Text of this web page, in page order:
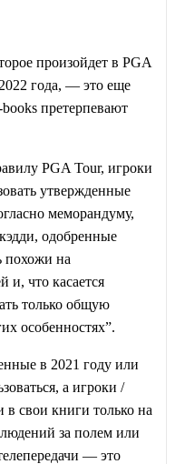
произойдет в PGA
года, — это еще
претерпевают
PGA Tour, игроки
утвержденные
меморандуму,
одобренные
похожи на
и, что касается
только общую
особенностях”.
в 2021 году или
а игроки /
в свои книги только на
за полем или
— это